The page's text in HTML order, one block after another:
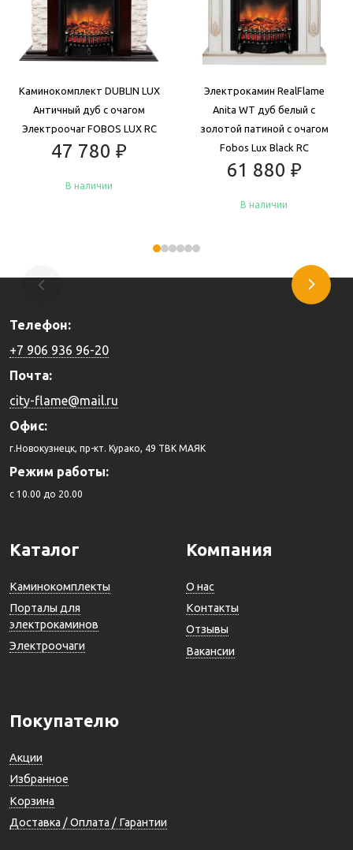
Каминокомплект DUBLIN LUX
Античный дуб с очагом
Электроочаг FOBOS LUX RC
47 780 ₽
В наличии
Электрокамин RealFlame
Anita WT дуб белый с
золотой патиной с очагом
Fobos Lux Black RC
61 880 ₽
В наличии
Телефон:
+7 906 936 96-20
Почта:
city-flame@mail.ru
Офис:
г.Новокузнецк, пр-кт. Курако, 49 ТВК МАЯК
Режим работы:
c 10.00 до 20.00
Каталог
Каминокомплекты
Порталы для
электрокаминов
Электроочаги
Компания
О нас
Контакты
Отзывы
Вакансии
Покупателю
Акции
Избранное
Корзина
Доставка / Оплата / Гарантии